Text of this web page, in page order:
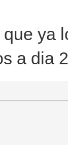
ya
a dia